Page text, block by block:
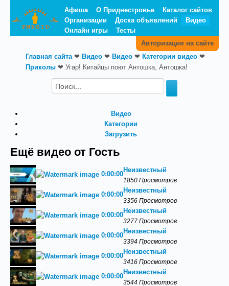
Афиша О Приднестровье
Каталог сайтов
Организации
Доска объявлений
Видео
Онлайн игры
Тесты
Авторизация на сайте
Главная сайта❤ Видео ❤ Видео ❤ Категории видео ❤
Приколы ❤ Угар! Китайцы поют Антошка, Антошка!
Видео
Категории
Загрузить
Ещё видео от Гость
0:00:00
Неизвестный
1850 Просмотров
0:00:00
Неизвестный
3356 Просмотров
0:00:00
Неизвестный
3277 Просмотров
0:00:00
Неизвестный
3394 Просмотров
0:00:00
Неизвестный
3416 Просмотров
0:00:00
Неизвестный
3544 Просмотров